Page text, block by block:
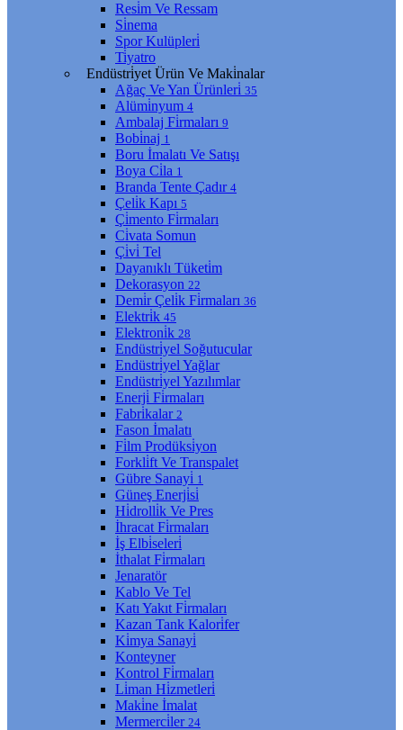
Resi̇m Ve Ressam
Si̇nema
Spor Kulüpleri̇
Ti̇yatro
Endüstri̇yet Ürün Ve Maki̇nalar
Ağaç Ve Yan Ürünleri̇ 35
Alümi̇nyum 4
Ambalaj Fi̇rmaları 9
Bobi̇naj 1
Boru İmalatı Ve Satışı
Boya Ci̇la 1
Branda Tente Çadır 4
Çeli̇k Kapı 5
Çi̇mento Fi̇rmaları
Ci̇vata Somun
Çi̇vi̇ Tel
Dayanıklı Tüketi̇m
Dekorasyon 22
Demi̇r Çeli̇k Fi̇rmaları 36
Elektri̇k 45
Elektroni̇k 28
Endüstri̇yel Soğutucular
Endüstri̇yel Yağlar
Endüstri̇yel Yazılımlar
Enerji̇ Fi̇rmaları
Fabri̇kalar 2
Fason İmalatı
Fi̇lm Prodüksi̇yon
Forkli̇ft Ve Transpalet
Gübre Sanayi̇ 1
Güneş Enerji̇si̇
Hi̇drolli̇k Ve Pres
İhracat Fi̇rmaları
İş Elbi̇seleri̇
İthalat Fi̇rmaları
Jenaratör
Kablo Ve Tel
Katı Yakıt Fi̇rmaları
Kazan Tank Kalori̇fer
Ki̇mya Sanayi̇
Konteyner
Kontrol Fi̇rmaları
Li̇man Hi̇zmetleri̇
Maki̇ne İmalat
Mermerci̇ler 24